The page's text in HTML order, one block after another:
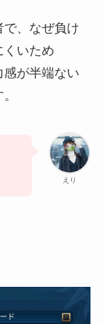
、なぜ負け
くいため
感が半端ない
えり